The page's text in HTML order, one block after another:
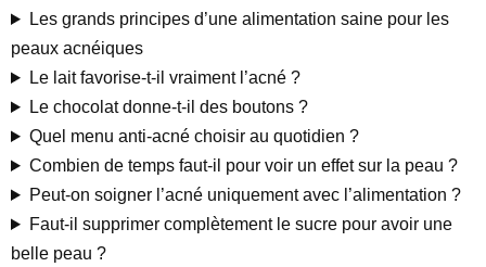
Les grands principes d’une alimentation saine pour les
peaux acnéiques
Le lait favorise-t-il vraiment l’acné ?
Le chocolat donne-t-il des boutons ?
Quel menu anti-acné choisir au quotidien ?
Combien de temps faut-il pour voir un effet sur la peau ?
Peut-on soigner l’acné uniquement avec l’alimentation ?
Faut-il supprimer complètement le sucre pour avoir une
belle peau ?